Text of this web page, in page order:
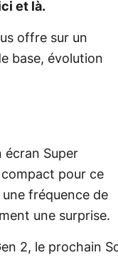
et là.
offre sur un
base, évolution
écran Super
compact pour ce
fréquence de
une surprise.
2, le prochain